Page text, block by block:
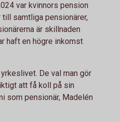
var kvinnors pension
samtliga pensionärer,
är skillnaden
haft en högre inkomst
De val man gör
att få koll på sin
som pensionär, Madelén